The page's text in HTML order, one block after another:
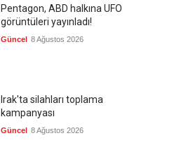
Pentagon, ABD halkına UFO
görüntüleri yayınladı!
Güncel 8 Ağustos 2026
Irak'ta silahları toplama
kampanyası
Güncel 8 Ağustos 2026